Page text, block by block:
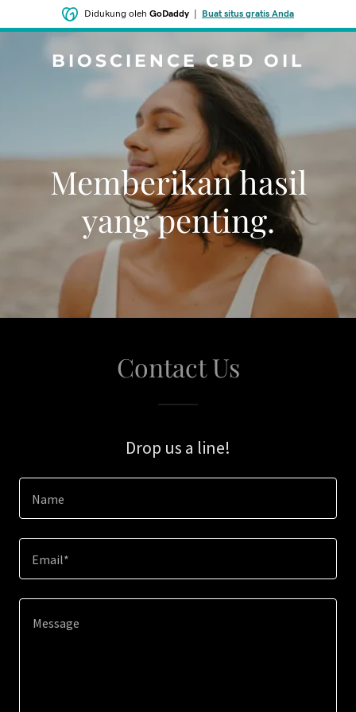
Didukung oleh GoDaddy Buat situs gratis Anda
BIOSCIENCE CBD OIL
Memberikan hasil
yang penting.
Contact Us
Drop us a line!
Name
Email*